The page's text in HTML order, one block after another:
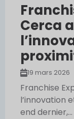
Cerca
19 mars 2026
Franchise
l’innovation
end dernier,...